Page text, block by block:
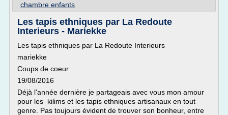
chambre enfants
Les tapis ethniques par La Redoute
Interieurs - Mariekke
Les tapis ethniques par La Redoute Interieurs
mariekke
Coups de coeur
19/08/2016
Déjà l'année dernière je partageais avec vous mon amour
pour les kilims et les tapis ethniques artisanaux en tout
genre. Pas toujours évident de trouver son bonheur, entre